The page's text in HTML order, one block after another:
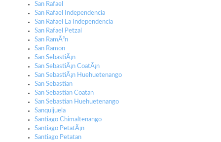
San Rafael
San Rafael Independencia
San Rafael La Independencia
San Rafael Petzal
San RamÃ³n
San Ramon
San SebastiÃ¡n
San SebastiÃ¡n CoatÃ¡n
San SebastiÃ¡n Huehuetenango
San Sebastian
San Sebastian Coatan
San Sebastian Huehuetenango
Sanquijuela
Santiago Chimaltenango
Santiago PetatÃ¡n
Santiago Petatan